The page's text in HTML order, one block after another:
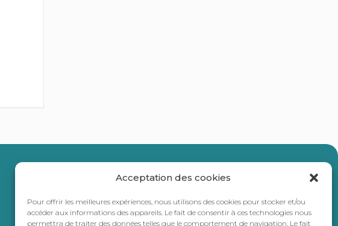
Acceptation des cookies
Pour offrir les meilleures expériences, nous utilisons des cookies pour stocker et/ou
accéder aux informations des appareils. Le fait de consentir à ces technologies nous
permettra de traiter des données telles que le comportement de navigation. Le fait
Intercommunalité